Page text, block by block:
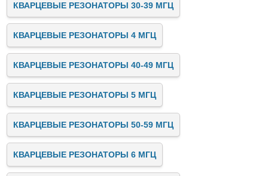
КВАРЦЕВЫЕ РЕЗОНАТОРЫ 30-39 МГЦ
КВАРЦЕВЫЕ РЕЗОНАТОРЫ 4 МГЦ
КВАРЦЕВЫЕ РЕЗОНАТОРЫ 40-49 МГЦ
КВАРЦЕВЫЕ РЕЗОНАТОРЫ 5 МГЦ
КВАРЦЕВЫЕ РЕЗОНАТОРЫ 50-59 МГЦ
КВАРЦЕВЫЕ РЕЗОНАТОРЫ 6 МГЦ